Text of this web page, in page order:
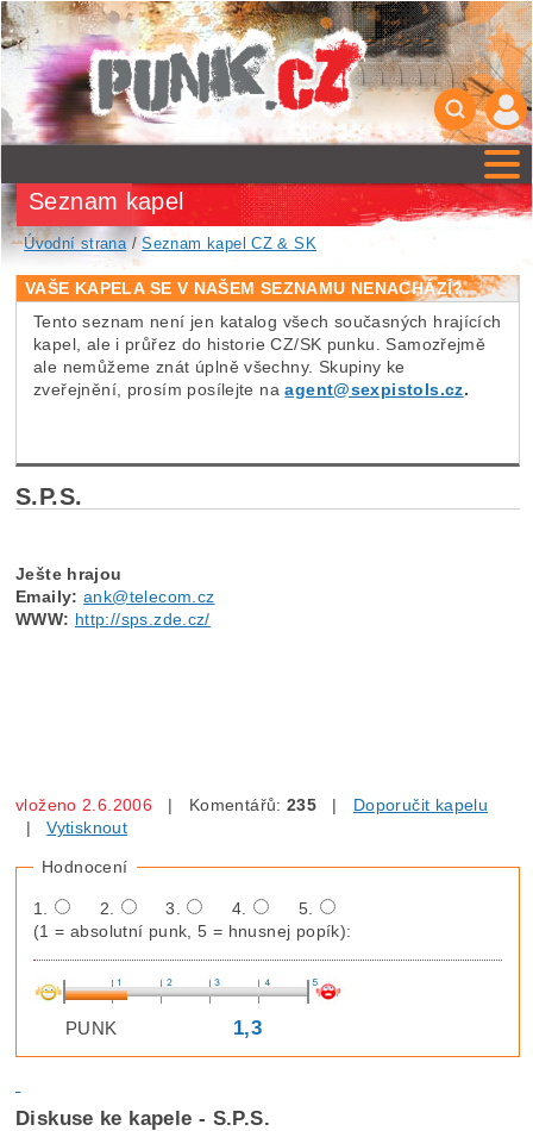
Seznam kapel
Úvodní strana/Seznam kapel CZ & SK
VAŠE KAPELA SE V NAŠEM SEZNAMU NENACHÁZÍ?
Tento seznam není jen katalog všech současných hrajících
kapel, ale i průřez do historie CZ/SK punku. Samozřejmě
ale nemůžeme znát úplně všechny. Skupiny ke
zveřejnění, prosím posílejte na agent@sexpistols.cz.
S.P.S.
Ješte hrajou
Emaily: ank@telecom.cz
WWW: http://sps.zde.cz/
vloženo 2.6.2006 | Komentářů:235 | Doporučit kapelu
|Vytisknout
Hodnocení
1. 2. 3. 4.
5.
(1 = absolutní punk, 5 = hnusnej popík):
PUNK 1,3
Diskuse ke kapele - S.P.S.